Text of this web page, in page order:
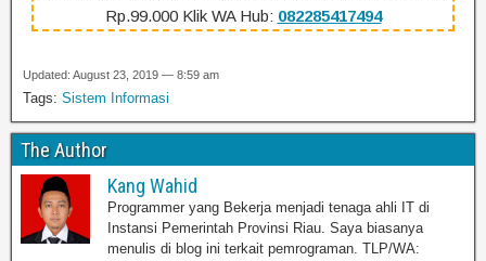
Rp.99.000 Klik WA Hub: 082285417494
Updated: August 23, 2019 — 8:59 am
Tags: Sistem Informasi
The Author
Kang Wahid
Programmer yang Bekerja menjadi tenaga ahli IT di
Instansi Pemerintah Provinsi Riau. Saya biasanya
menulis di blog ini terkait pemrograman. TLP/WA: